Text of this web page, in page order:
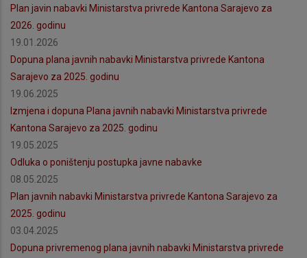
Plan javin nabavki Ministarstva privrede Kantona Sarajevo za
2026. godinu
19.01.2026
Dopuna plana javnih nabavki Ministarstva privrede Kantona
Sarajevo za 2025. godinu
19.06.2025
Izmjena i dopuna Plana javnih nabavki Ministarstva privrede
Kantona Sarajevo za 2025. godinu
19.05.2025
Odluka o poništenju postupka javne nabavke
08.05.2025
Plan javnih nabavki Ministarstva privrede Kantona Sarajevo za
2025. godinu
03.04.2025
Dopuna privremenog plana javnih nabavki Ministarstva privrede